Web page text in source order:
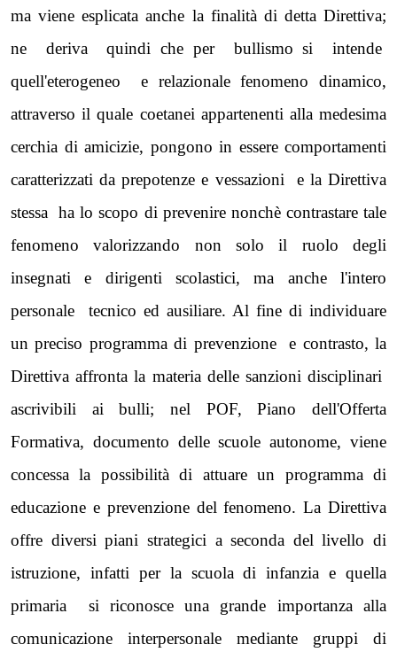
ma viene esplicata anche la finalità di detta Direttiva;
ne deriva quindi che per bullismo si intende
quell'eterogeneo e relazionale fenomeno dinamico,
attraverso il quale coetanei appartenenti alla medesima
cerchia di amicizie, pongono in essere comportamenti
caratterizzati da prepotenze e vessazioni e la Direttiva
stessa ha lo scopo di prevenire nonchè contrastare tale
fenomeno valorizzando non solo il ruolo degli
insegnati e dirigenti scolastici, ma anche l'intero
personale tecnico ed ausiliare. Al fine di individuare
un preciso programma di prevenzione e contrasto, la
Direttiva affronta la materia delle sanzioni disciplinari
ascrivibili ai bulli; nel POF, Piano dell'Offerta
Formativa, documento delle scuole autonome, viene
concessa la possibilità di attuare un programma di
educazione e prevenzione del fenomeno.La Direttiva
offre diversi piani strategici a seconda del livello di
istruzione, infatti per la scuola di infanzia e quella
primaria si riconosce una grande importanza alla
comunicazione interpersonale mediante gruppi di